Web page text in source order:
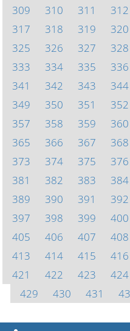
309
310 311 312
317
318 319 320
325
326 327 328
333
334 335 336
341
342 343 344
349
350 351 352
357
358 359 360
365
366 367 368
373
374 375 376
381
382 383 384
389
390 391 392
397
398 399 400
405
406 407 408
413
414 415 416
421
422 423 424
429
430 431